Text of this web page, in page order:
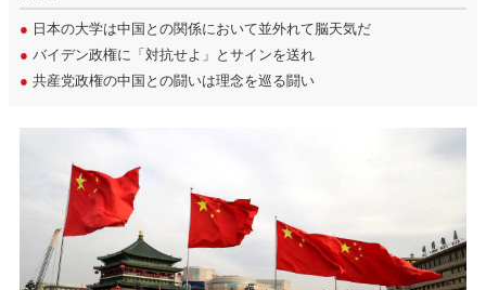
● 日本の大学は中国との関係において並外れて脳天気だ
● バイデン政権に「対抗せよ」とサインを送れ
● 共産党政権の中国との闘いは理念を巡る闘い